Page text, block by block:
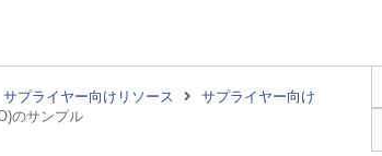
サプライヤー向けリソース
サプライヤー向け
のサンプル